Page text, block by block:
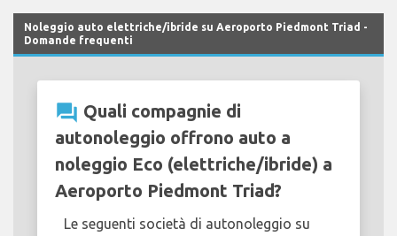
Noleggio auto elettriche/ibride su Aeroporto Piedmont Triad -
Domande frequenti
question_answer Quali compagnie di
autonoleggio offrono auto a
noleggio Eco (elettriche/ibride) a
Aeroporto Piedmont Triad?
Le seguenti società di autonoleggio su